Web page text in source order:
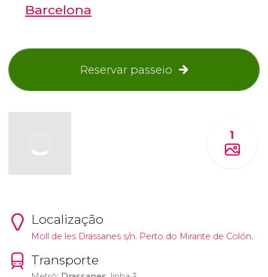
Barcelona
Reservar passeio
1
Localização
Moll de les Drassanes s/n. Perto do Mirante de Colón.
Transporte